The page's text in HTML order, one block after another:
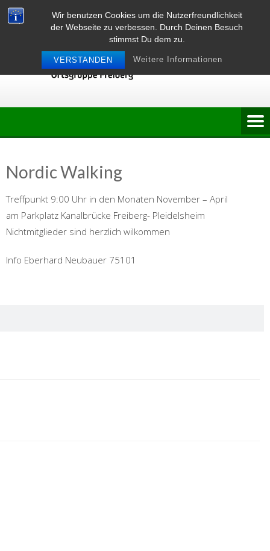
Wir benutzen Cookies um die Nutzerfreundlichkeit
der Webseite zu verbessen. Durch Deinen Besuch
stimmst Du dem zu.
VERSTANDEN Weitere Informationen
Skip
to
Nordic Walking
Treffpunkt 9:00 Uhr in den Monaten November – April
am Parkplatz Kanalbrücke Freiberg- Pleidelsheim
Nichtmitglieder sind herzlich wilkommen
Info Eberhard Neubauer 75101